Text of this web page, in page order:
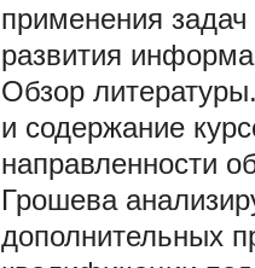
применения
развития
Обзор
и содержание
направленности
Грошева
дополнительных